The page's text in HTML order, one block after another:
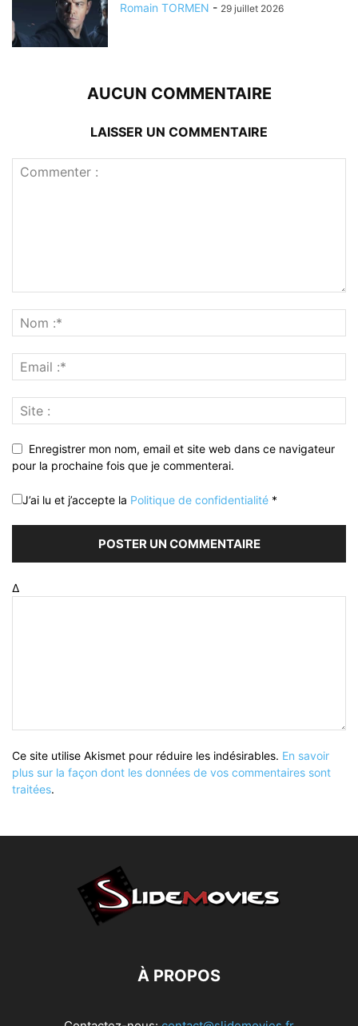
Romain TORMEN - 29 juillet 2026
AUCUN COMMENTAIRE
LAISSER UN COMMENTAIRE
Enregistrer mon nom, email et site web dans ce navigateur
pour la prochaine fois que je commenterai.
J’ai lu et j’accepte la Politique de confidentialité *
Δ
Ce site utilise Akismet pour réduire les indésirables. En savoir
plus sur la façon dont les données de vos commentaires sont
traitées.
À PROPOS